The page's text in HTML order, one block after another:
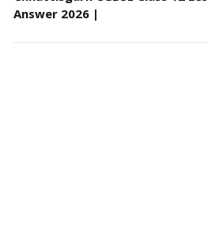
Answer 2026 |